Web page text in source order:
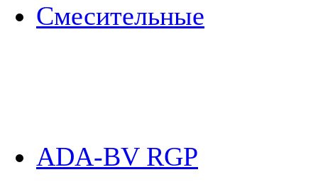
Смесительные
ADA-BV RGP